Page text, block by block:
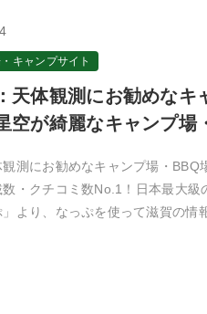
キャンプサイト
天体観測にお勧めなキ
空が綺麗なキャンプ場
測にお勧めなキャンプ場・BBQ
数・クチコミ数No.1！日本最大級
」より、なっぷを使って滋賀の